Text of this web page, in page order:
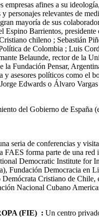
empresas afines a su
personajes relevantes de
mayoría de sus
Espino Barrientos,
chileno ; Sebastián
de Colombia ; Luis
Belaunde, rector de la
la Fundación Pensar,
asesores políticos como el
Edwards o Álvaro
del Gobierno de España
seria de conferencias y
FAES forma parte de una
Democratic Institute for
Fundación Democracia
Cristiano de
Nacional Cubano
(FIE) : Un centro